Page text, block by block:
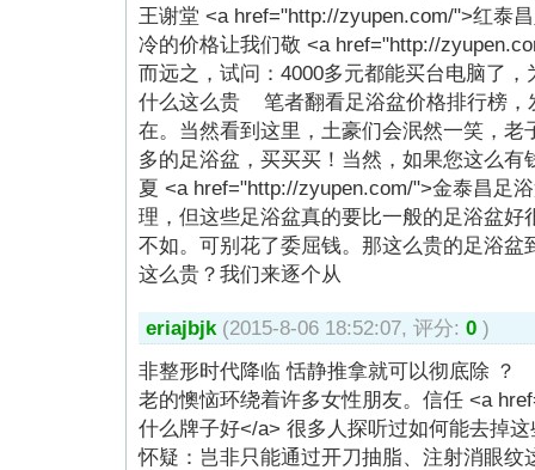
王谢堂 <a href="http://zyupen.com/">红泰
冷的价格让我们敬 <a href="http://
而远之，试问：4000多元都能买台电脑了
什么这么贵 笔者翻看足浴盆价格排行榜，
在。当然看到这里，土豪们会泯然一笑，老
多的足浴盆，买买买！当然，如果您这么有
夏 <a href="http://zyupen.com/">金泰昌足
理，但这些足浴盆真的要比一般的足浴盆好
不如。可别花了委屈钱。那这么贵的足浴盆
这么贵？我们来逐个从
eriajbjk (2015-8-06 18:52:07, 评分: 0 )
非整形时代降临 恬静推拿就可以彻底除 ？
老的懊恼环绕着许多女性朋友。信任 <a
什么牌子好</a> 很多人探听过如何能去掉
怀疑：岂非只能通过开刀抽脂、注射消眼纹